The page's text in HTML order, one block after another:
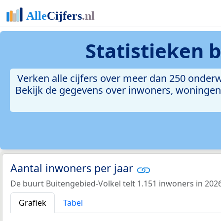
Statistieken
Verken alle cijfers over meer dan 250
Bekijk de gegevens over inwoners,
Aantal inwoners per jaar
De buurt Buitengebied-Volkel telt 1.151 inwoners in
Grafiek
Tabel